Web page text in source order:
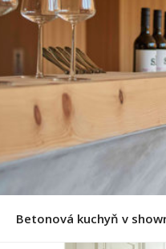
Betonová kuchyň v